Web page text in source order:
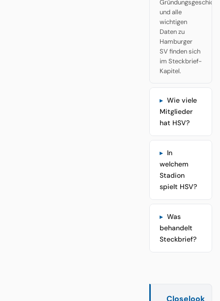
und alle
wichtigen
Daten zu
Hamburger
SV finden sich
im Steckbrief-
Kapitel.
Wie viele
Mitglieder
hat HSV?
In
welchem
Stadion
spielt HSV?
Was
behandelt
Steckbrief?
Closelook